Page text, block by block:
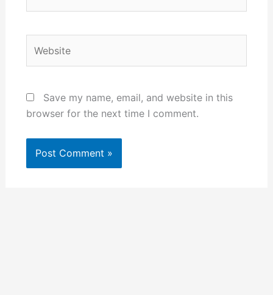
Save my name, email, and website in this
browser for the next time I comment.